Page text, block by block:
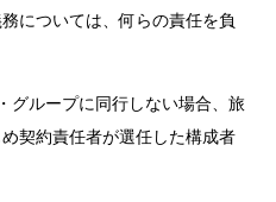
については、何らの責任を負
グループに同行しない場合、旅
契約責任者が選任した構成者